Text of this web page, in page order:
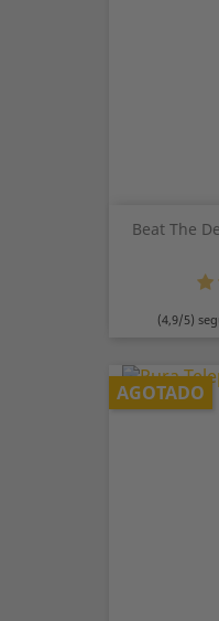
Beat The
(4,9/5)
AGOTADO